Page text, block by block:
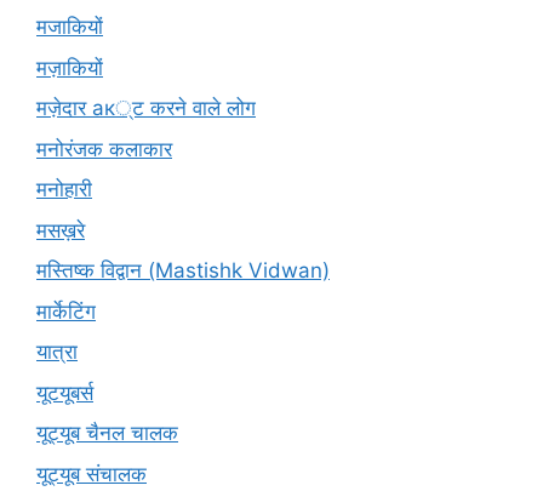
मजाकियों
मज़ाकियों
मज़ेदार ак्ट करने वाले लोग
मनोरंजक कलाकार
मनोहारी
मसख़रे
मस्तिष्क विद्वान (Mastishk Vidwan)
मार्केटिंग
यात्रा
यूटयूबर्स
यूट्यूब चैनल चालक
यूट्यूब संचालक